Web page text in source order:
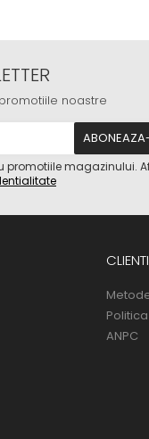
noastre
promotiile magazinului.
CLIENTI
ANPC